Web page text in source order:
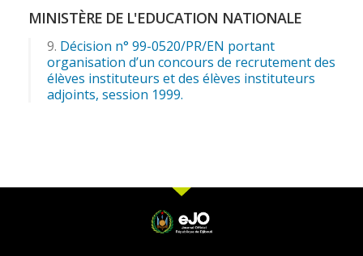
MINISTÈRE DE L'EDUCATION NATIONALE
Décision n° 99-0520/PR/EN portant
organisation d’un concours de recrutement des
élèves instituteurs et des élèves instituteurs
adjoints, session 1999.